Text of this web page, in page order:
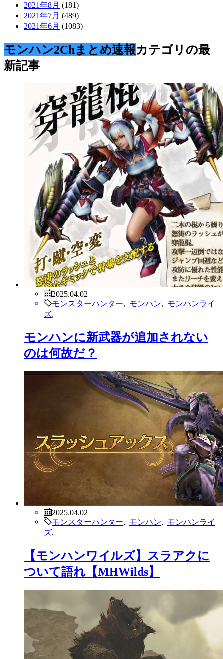
2021年8月 (181)
2021年7月 (489)
2021年6月 (1083)
モンハン2Chまとめ速報カテゴリの最
新記事
2025.04.02
モンスターハンター
モンハン
モンハンライ
ズ
モンハンに新武器が追加されない
のは何故だ？
2025.04.02
モンスターハンター
モンハン
モンハンライ
ズ
【モンハンワイルズ】スラアクに
ついて語れ【MHWilds】